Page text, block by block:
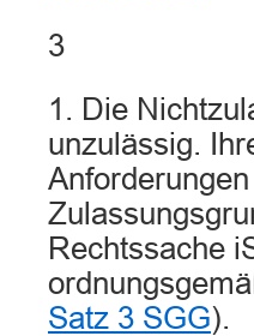
3
1. Die
unzulässig.
Rechtssache
Satz 3 SGG).